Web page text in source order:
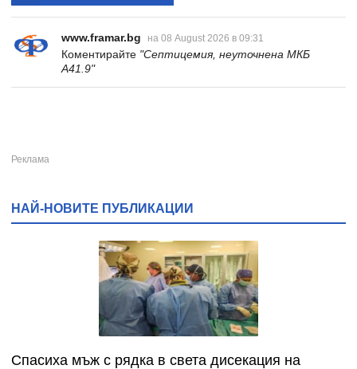
www.framar.bg на 08 August 2026 в 09:31
Коментирайте "Септицемия, неуточнена МКБ
A41.9"
НАЙ-НОВИТЕ ПУБЛИКАЦИИ
Спасиха мъж с рядка в света дисекация на